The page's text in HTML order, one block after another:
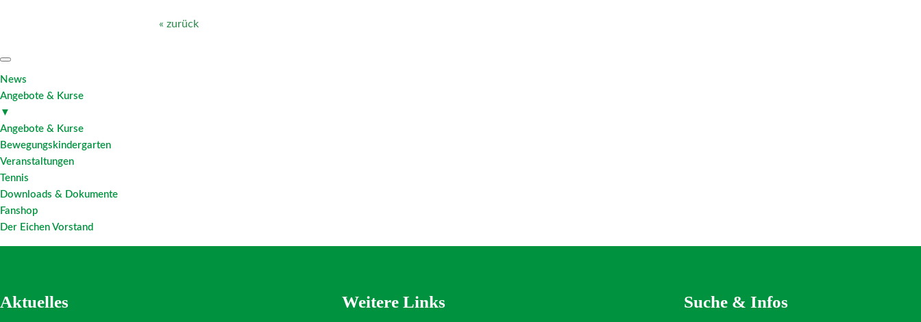
« zurück
News
Angebote & Kurse
▼
Angebote & Kurse
Bewegungskindergarten
Veranstaltungen
Tennis
Downloads & Dokumente
Fanshop
Der Eichen Vorstand
Aktuelles Weitere Links Suche & Infos